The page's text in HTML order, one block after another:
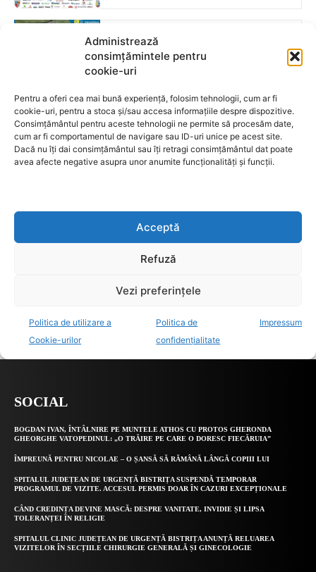
SOCIAL
BOGDAN IVAN, ÎNTÂLNIRE PE MUNTELE ATHOS CU PROTOS GHERONDA
GHEORGHE VATOPEDINUL: „O TRĂIRE PE CARE O DORESC FIECĂRUIA”
ÎMPREUNĂ PENTRU NICOLAE – O ȘANSĂ SĂ RĂMÂNĂ LÂNGĂ COPIII LUI
SPITALUL JUDEȚEAN DE URGENȚĂ BISTRIȚA SUSPENDĂ TEMPORAR
PROGRAMUL DE VIZITE. ACCESUL PERMIS DOAR ÎN CAZURI EXCEPȚIONALE
CÂND CREDINȚA DEVINE MASCĂ: DESPRE VANITATE, INVIDIE ȘI LIPSA
TOLERANȚEI ÎN RELIGIE
SPITALUL CLINIC JUDEȚEAN DE URGENȚĂ BISTRIȚA ANUNȚĂ RELUAREA
VIZITELOR ÎN SECȚIILE CHIRURGIE GENERALĂ ȘI GINECOLOGIE